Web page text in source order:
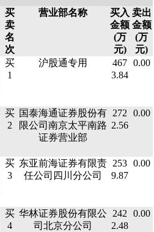
买
卖
名
次
营业部名称
买入
金额
(万
元)
卖出
金额
(万
元)
买
1
沪股通专用
467
3.84
0.00
买
2
国泰海通证券股份有
限公司南京太平南路
证券营业部
272
2.56
0.00
买
3
东亚前海证券有限责
任公司四川分公司
253
9.87
0.00
买
4
华林证券股份有限公
司北京分公司
242
2.48
0.00